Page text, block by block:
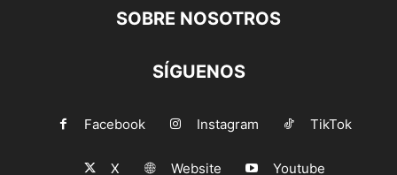
SOBRE NOSOTROS
SÍGUENOS
Facebook Instagram TikTok
X Website Youtube